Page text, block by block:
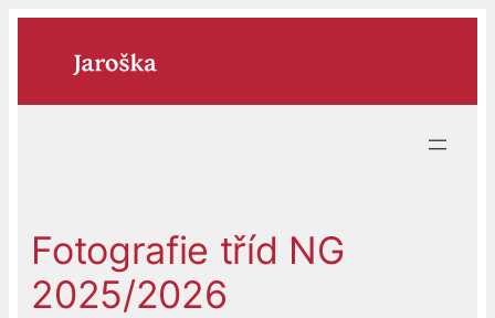
Fotografie tříd NG
2025/2026